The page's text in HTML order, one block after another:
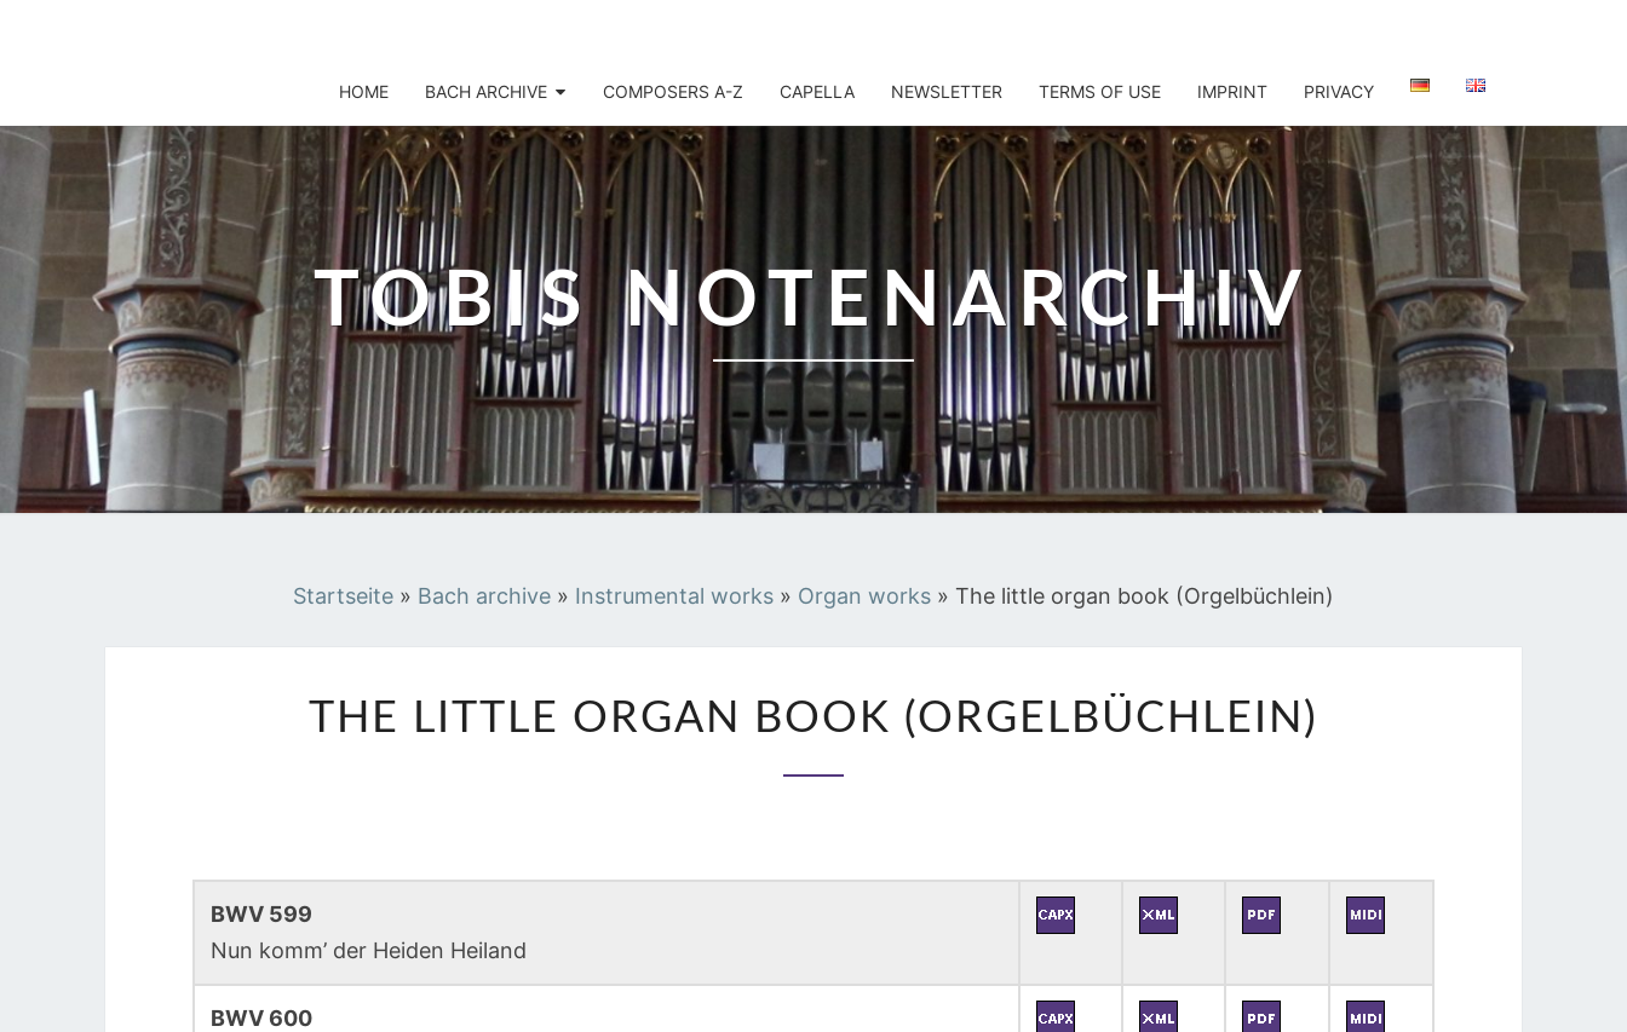
HOME BACH ARCHIVE COMPOSERS A-Z CAPELLA NEWSLETTER TERMS OF USE IMPRINT PRIVACY
TOBIS NOTENARCHIV
Startseite » Bach archive » Instrumental works » Organ works » The little organ book (Orgelbüchlein)
LITTLE
THE LITTLE ORGAN BOOK (ORGELBÜCHLEIN)
BWV 599
Nun komm’ der Heiden Heiland
BWV 600